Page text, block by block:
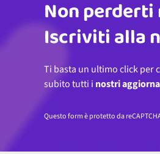
Indirizzo email
Non
Iscriviti alla
Ti basta un ultimo click per
subito tutti i nostri
Questo form è protetto da